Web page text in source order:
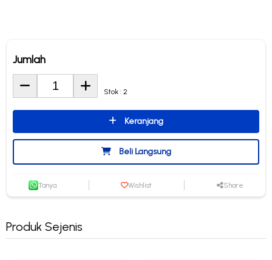
Jumlah
Stok : 2
Keranjang
Beli Langsung
Tanya Wishlist Share
Produk Sejenis